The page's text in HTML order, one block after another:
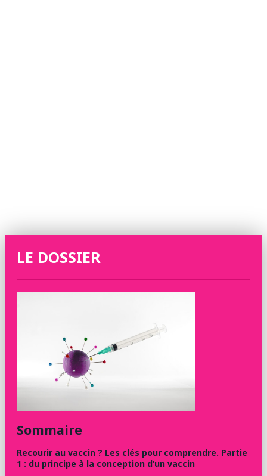
LE DOSSIER
Sommaire
Recourir au vaccin ? Les clés pour comprendre. Partie
1 : du principe à la conception d’un vaccin